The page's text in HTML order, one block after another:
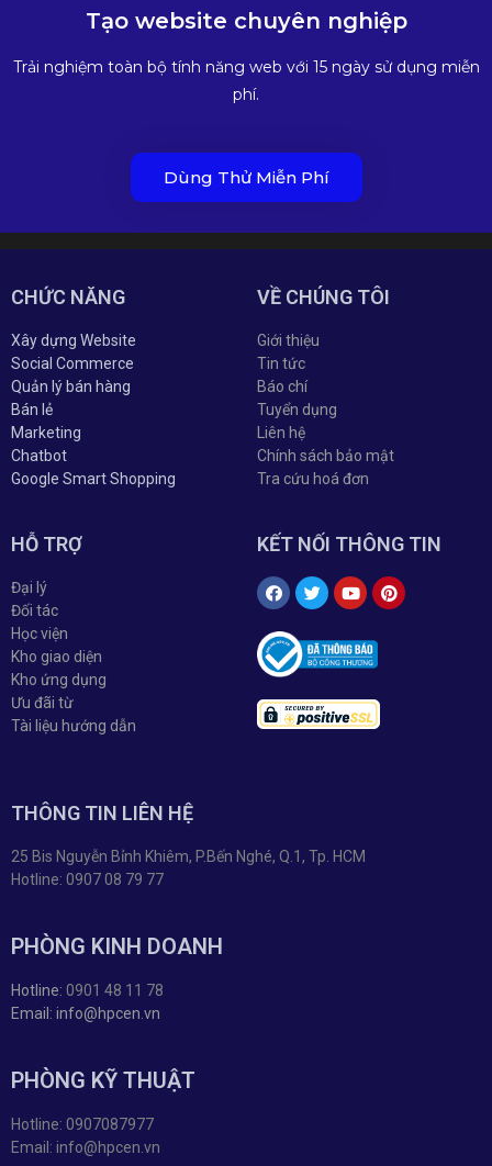
Tạo website chuyên nghiệp
Trải nghiệm toàn bộ tính năng web với 15 ngày sử dụng miễn
phí.
Dùng Thử Miễn Phí
CHỨC NĂNG
Xây dựng Website
Social Commerce
Quản lý bán hàng
Bán lẻ
Marketing
Chatbot
Google Smart Shopping
VỀ CHÚNG TÔI
Giới thiệu
Tin tức
Báo chí
Tuyển dụng
Liên hệ
Chính sách bảo mật
Tra cứu hoá đơn
HỖ TRỢ
Đại lý
Đối tác
Học viện
Kho giao diện
Kho ứng dụng
Ưu đãi từ
Tài liệu hướng dẫn
KẾT NỐI THÔNG TIN
THÔNG TIN LIÊN HỆ
25 Bis Nguyễn Bỉnh Khiêm, P.Bến Nghé, Q.1, Tp. HCM
Hotline: 0907 08 79 77
PHÒNG KINH DOANH
Hotline: 0901 48 11 78
Email: info@hpcen.vn
PHÒNG KỸ THUẬT
Hotline: 0907087977
Email: info@hpcen.vn